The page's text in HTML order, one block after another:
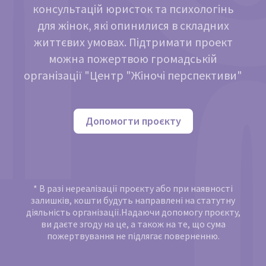
консультацій юристок та психологінь
для жінок, які опинилися в складних
життєвих умовах. Підтримати проект
можна пожертвою громадській
організації "Центр "Жіночі перспективи"
Допомогти проєкту
* В разі нереалізації проєкту або при наявності
залишків, кошти будуть направлені на статутну
діяльність організації.Надаючи допомогу проєкту,
ви даєте згоду на це, а також на те, що сума
пожертвування не підлягає поверненню.